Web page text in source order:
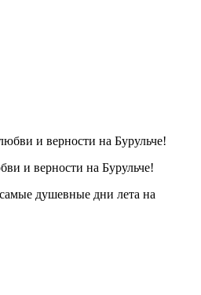
и верности на Бурульче!
душевные дни лета на